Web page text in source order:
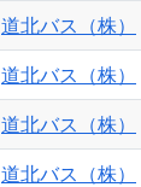
道北バス（株）
道北バス（株）
道北バス（株）
道北バス（株）